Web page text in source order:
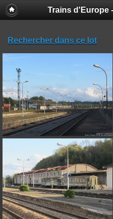
Trains d'Europe
Rechercher dans ce lot